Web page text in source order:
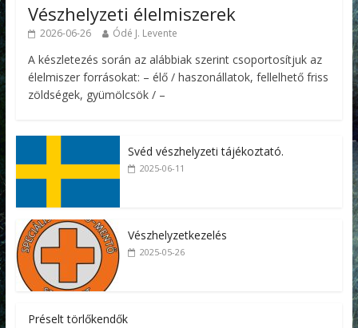
Vészhelyzeti élelmiszerek
2026-06-26 Ódé J. Levente
A készletezés során az alábbiak szerint csoportosítjuk az
élelmiszer forrásokat: – élő / haszonállatok, fellelhető friss
zöldségek, gyümölcsök / –
Svéd vészhelyzeti tájékoztató.
2025-06-11
Vészhelyzetkezelés
2025-05-26
Préselt törlőkendők